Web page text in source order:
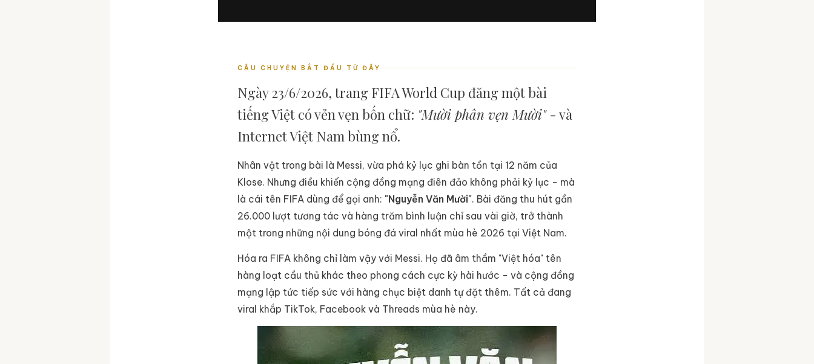
CÂU CHUYỆN BẮT ĐẦU TỪ ĐÂY
Ngày 23/6/2026, trang FIFA World Cup đăng một bài
tiếng Việt có vẻn vẹn bốn chữ: "Mười phân vẹn Mười"- và
Internet Việt Nam bùng nổ.
Nhân vật trong bài là Messi, vừa phá kỷ lục ghi bàn tồn tại 12 năm của
Klose. Nhưng điều khiến cộng đồng mạng điên đảo không phải kỷ lục - mà
là cái tên FIFA dùng để gọi anh: "Nguyễn Văn Mười". Bài đăng thu hút gần
26.000 lượt tương tác và hàng trăm bình luận chỉ sau vài giờ, trở thành
một trong những nội dung bóng đá viral nhất mùa hè 2026 tại Việt Nam.
Hóa ra FIFA không chỉ làm vậy với Messi. Họ đã âm thầm "Việt hóa" tên
hàng loạt cầu thủ khác theo phong cách cực kỳ hài hước - và cộng đồng
mạng lập tức tiếp sức với hàng chục biệt danh tự đặt thêm. Tất cả đang
viral khắp TikTok, Facebook và Threads mùa hè này.